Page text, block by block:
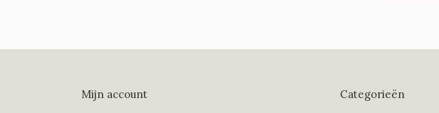
Mijn account Categorieën